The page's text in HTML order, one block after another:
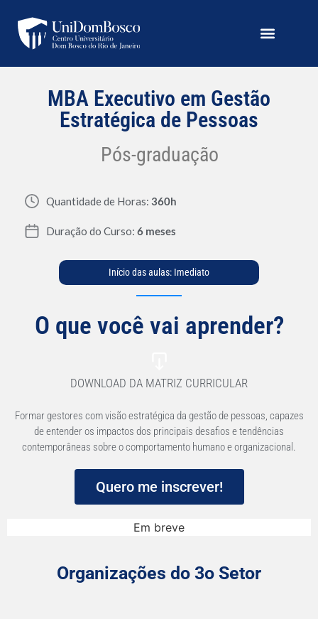
MBA Executivo em Gestão
Estratégica de Pessoas
Pós-graduação
Quantidade de Horas: 360h
Duração do Curso: 6 meses
Início das aulas: Imediato
O que você vai aprender?
DOWNLOAD DA MATRIZ CURRICULAR
Formar gestores com visão estratégica da gestão de pessoas, capazes
de entender os impactos dos principais desafios e tendências
contemporâneas sobre o comportamento humano e organizacional.
Quero me inscrever!
Em breve
Organizações do 3o Setor